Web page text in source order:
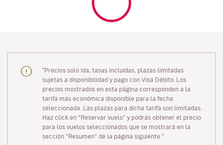
"Precios solo ida, tasas incluidas, plazas limitadas
sujetas a disponibilidad y pago con Visa Débito. Los
precios mostrados en esta página corresponden a la
tarifa más económica disponible para la fecha
seleccionada. Las plazas para dicha tarifa son limitadas.
Haz click en “Reservar vuelo” y podrás obtener el precio
para los vuelos seleccionados que se mostrará en la
sección “Resumen” de la página siguiente."